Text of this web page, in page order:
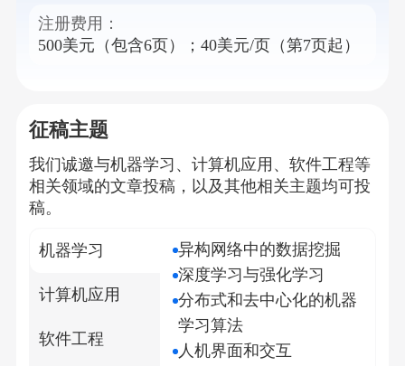
注册费用：
500美元（包含6页）；40美元/页（第7页起）
征稿主题
我们诚邀与机器学习、计算机应用、软件工程等
相关领域的文章投稿，以及其他相关主题均可投
稿。
机器学习
计算机应用
软件工程
异构网络中的数据挖掘
深度学习与强化学习
分布式和去中心化的机器
学习算法
人机界面和交互